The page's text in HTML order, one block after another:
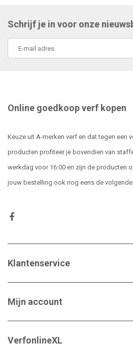
Schrijf je in voor onze
Online goedkoop verf kopen
Keuze uit A-merken verf en dat tegen een
producten profiteer je bovendien van
werkdag voor 16:00 en zijn de producten
jouw bestelling ook nog eens de
Klantenservice
Mijn account
VerfonlineXL